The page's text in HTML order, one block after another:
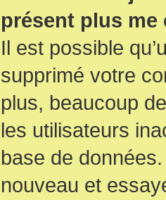
présent plus
Il est possible
supprimé votre
plus, beaucoup
les utilisateurs
base de
nouveau et